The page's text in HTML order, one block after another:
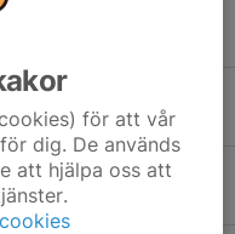
för att vår
dig. De används
att hjälpa oss att